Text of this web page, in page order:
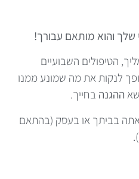
שלך והוא מותאם עבורך!
הטיפולים השבועיים
לנקות את מה שמונע ממנו
ההגנה בחייך.
אתה בביתך או בעסק (בהתאם